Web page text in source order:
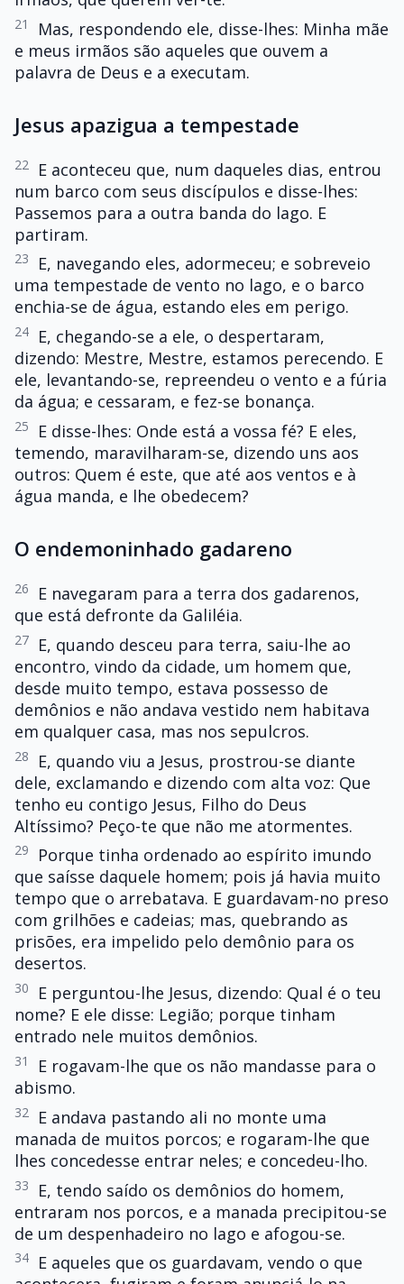
21
Mas, respondendo ele, disse-lhes: Minha mãe
e meus irmãos são aqueles que ouvem a
palavra de Deus e a executam.
Jesus apazigua a tempestade
22
E aconteceu que, num daqueles dias, entrou
num barco com seus discípulos e disse-lhes:
Passemos para a outra banda do lago. E
partiram.
23
E, navegando eles, adormeceu; e sobreveio
uma tempestade de vento no lago, e o barco
enchia-se de água, estando eles em perigo.
24
E, chegando-se a ele, o despertaram,
dizendo: Mestre, Mestre, estamos perecendo. E
ele, levantando-se, repreendeu o vento e a fúria
da água; e cessaram, e fez-se bonança.
25
E disse-lhes: Onde está a vossa fé? E eles,
temendo, maravilharam-se, dizendo uns aos
outros: Quem é este, que até aos ventos e à
água manda, e lhe obedecem?
O endemoninhado gadareno
26
E navegaram para a terra dos gadarenos,
que está defronte da Galiléia.
27
E, quando desceu para terra, saiu-lhe ao
encontro, vindo da cidade, um homem que,
desde muito tempo, estava possesso de
demônios e não andava vestido nem habitava
em qualquer casa, mas nos sepulcros.
28
E, quando viu a Jesus, prostrou-se diante
dele, exclamando e dizendo com alta voz: Que
tenho eu contigo Jesus, Filho do Deus
Altíssimo? Peço-te que não me atormentes.
29
Porque tinha ordenado ao espírito imundo
que saísse daquele homem; pois já havia muito
tempo que o arrebatava. E guardavam-no preso
com grilhões e cadeias; mas, quebrando as
prisões, era impelido pelo demônio para os
desertos.
30
E perguntou-lhe Jesus, dizendo: Qual é o teu
nome? E ele disse: Legião; porque tinham
entrado nele muitos demônios.
31
E rogavam-lhe que os não mandasse para o
abismo.
32
E andava pastando ali no monte uma
manada de muitos porcos; e rogaram-lhe que
lhes concedesse entrar neles; e concedeu-lho.
33
E, tendo saído os demônios do homem,
entraram nos porcos, e a manada precipitou-se
de um despenhadeiro no lago e afogou-se.
34
E aqueles que os guardavam, vendo o que